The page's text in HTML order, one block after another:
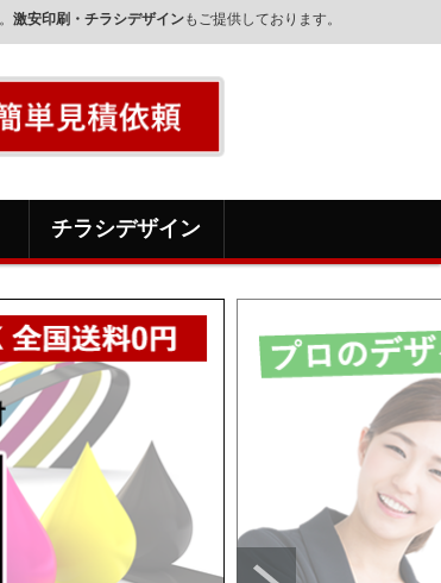
。 激安印刷・チラシデザインもご提供しております。
チラシデザイン